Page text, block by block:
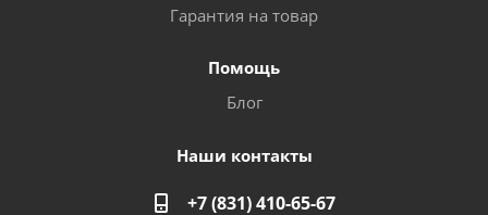
Гарантия на товар
Помощь
Блог
Наши контакты
+7 (831) 410-65-67